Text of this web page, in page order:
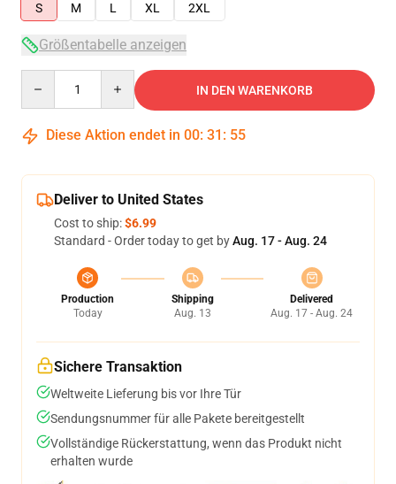
S
M L XL 2XL
Größentabelle anzeigen
IN DEN WARENKORB
Diese Aktion endet in 00: 31 : 54
Deliver to United States
Cost to ship:$6.99
Standard - Order today to get byAug. 17 - Aug. 24
Production
Today
Shipping
Aug. 13
Delivered
Aug. 17 - Aug. 24
Sichere Transaktion
Weltweite Lieferung bis vor Ihre Tür
Sendungsnummer für alle Pakete bereitgestellt
Vollständige Rückerstattung, wenn das Produkt nicht
erhalten wurde